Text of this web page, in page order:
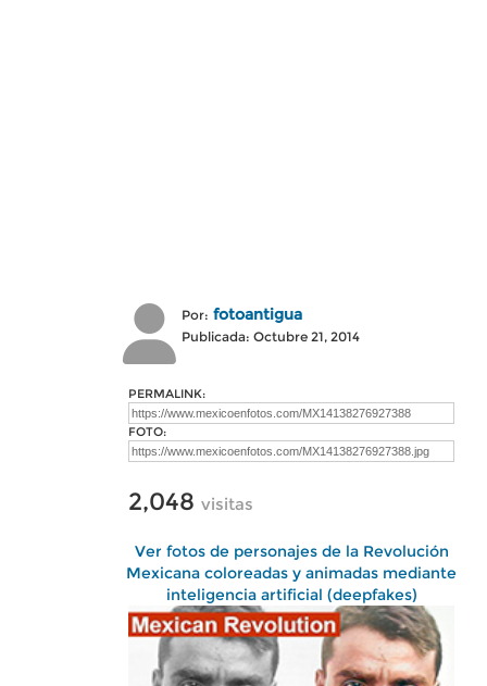
Por: fotoantigua
Publicada: Octubre 21, 2014
PERMALINK:
FOTO:
2,048 visitas
Ver fotos de personajes de la Revolución
Mexicana coloreadas y animadas mediante
inteligencia artificial (deepfakes)